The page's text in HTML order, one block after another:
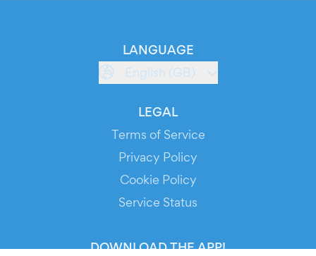
LANGUAGE
English (GB)
LEGAL
Terms of Service
Privacy Policy
Cookie Policy
Service Status
DOWNLOAD THE APP!